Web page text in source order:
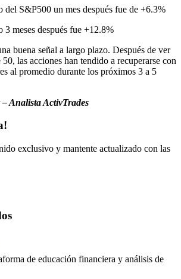
del S&P500 un mes después fue de +6.3%
meses después fue +12.8%
buena señal a largo plazo. Después de ver
las acciones han tendido a recuperarse con
al promedio durante los próximos 3 a 5
Analista ActivTrades
exclusivo y mantente actualizado con las
de educación financiera y análisis de